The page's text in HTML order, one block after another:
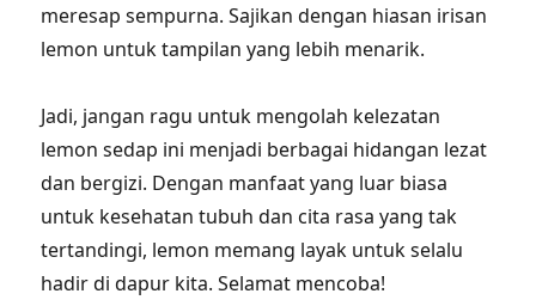
meresap sempurna. Sajikan dengan hiasan irisan
lemon untuk tampilan yang lebih menarik.
Jadi, jangan ragu untuk mengolah kelezatan
lemon sedap ini menjadi berbagai hidangan lezat
dan bergizi. Dengan manfaat yang luar biasa
untuk kesehatan tubuh dan cita rasa yang tak
tertandingi, lemon memang layak untuk selalu
hadir di dapur kita. Selamat mencoba!